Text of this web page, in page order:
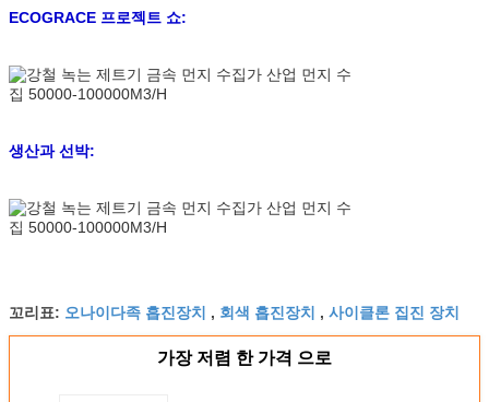
ECOGRACE 프로젝트 쇼:
생산과 선박:
꼬리표: 오나이다족 흡진장치 , 회색 흡진장치 , 사이클론 집진 장치
가장 저렴 한 가격 으로